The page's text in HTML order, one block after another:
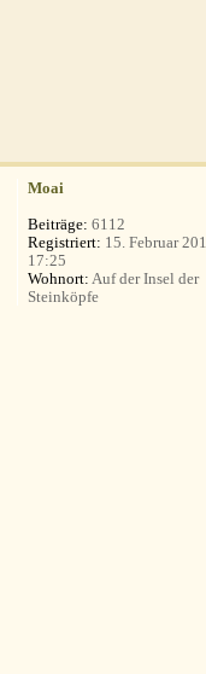
Moai
Beiträge: 6112
Registriert: 15. Februar
17:25
Wohnort: Auf der Insel der
Steinköpfe